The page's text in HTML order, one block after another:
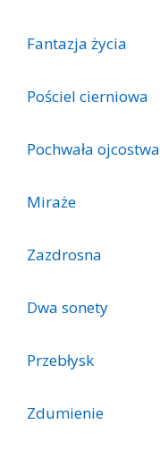
Fantazja życia
Pościel cierniowa
Pochwała ojcostwa
Miraże
Zazdrosna
Dwa sonety
Przebłysk
Zdumienie